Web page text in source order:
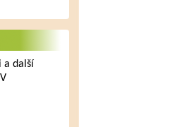
a další